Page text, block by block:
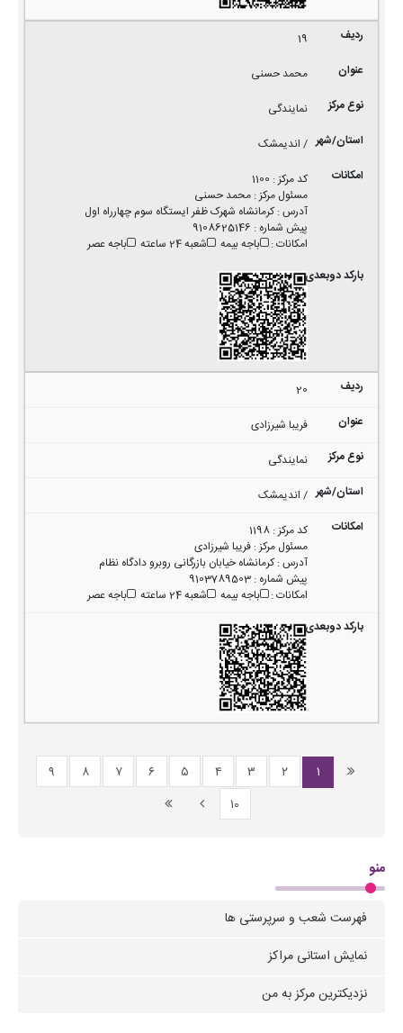
19
محمد حسنی
نمایندگی
/ اندیمشک
کد مرکز:
1100
مسئول مرکز:محمد حسنی
آدرس:کرمانشاه شهرک ظفر ایستگاه سوم چهارراه اول
پیش شماره :
9108625146
امکانات: باجه بیمه شعبه 24 ساعته باجه عصر
20
فریبا شیرزادی
نمایندگی
/ اندیمشک
کد مرکز:
1198
مسئول مرکز:فریبا شیرزادی
آدرس:کرمانشاه خیابان بازرگانی روبرو دادگاه نظام
پیش شماره :
9103789503
امکانات: باجه بیمه شعبه 24 ساعته باجه عصر
۱ ۲ ۳ ۴ ۵ ۶ ۷ ۸
۹
۱۰
منو
فهرست شعب و سرپرستی ها
نمایش استانی مراکز
نزدیکترین مرکز به من